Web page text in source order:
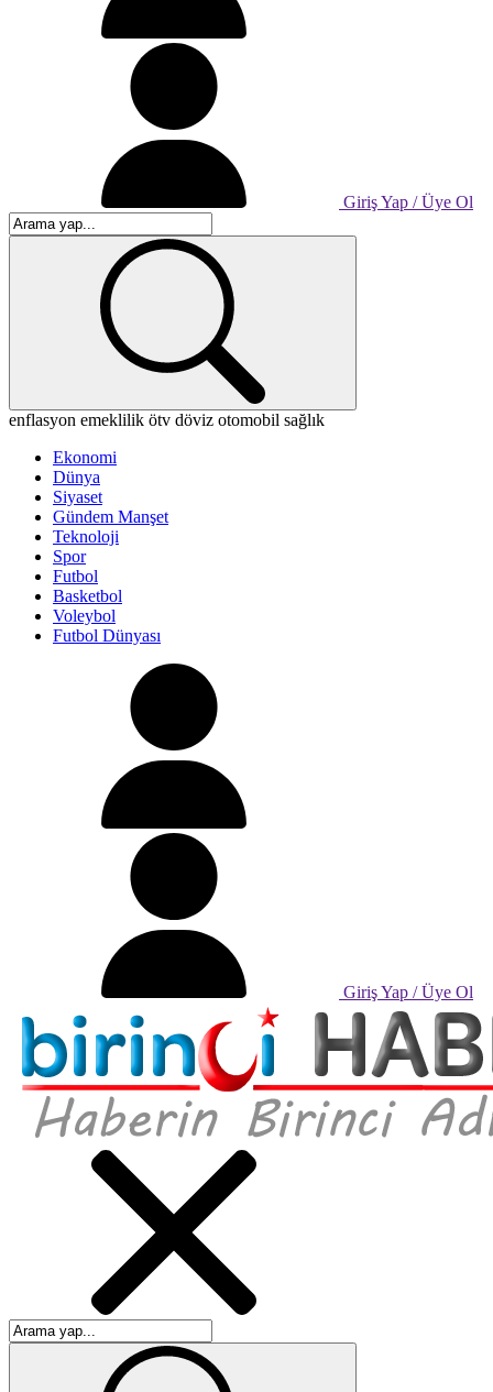
Giriş Yap / Üye Ol
enflasyon emeklilik ötv döviz otomobil sağlık
Ekonomi
Dünya
Siyaset
Gündem Manşet
Teknoloji
Spor
Futbol
Basketbol
Voleybol
Futbol Dünyası
Giriş Yap / Üye Ol